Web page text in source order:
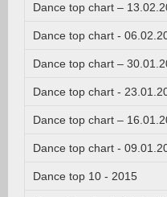
Dance top chart –
Dance top chart -
Dance top chart –
Dance top chart -
Dance top chart –
Dance top chart -
Dance top 10 - 2015